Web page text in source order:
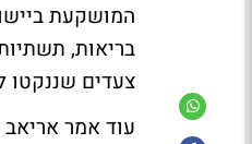
המושקעת
בריאות,
צעדים שננקטו
עוד אמר אריאב